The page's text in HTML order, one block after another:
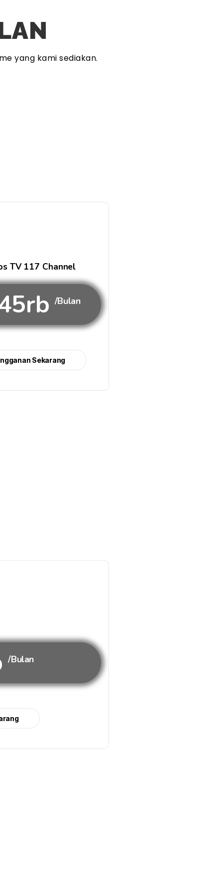
yang kami sediakan.
TV 117 Channel
/Bulan
Sekarang
/Bulan